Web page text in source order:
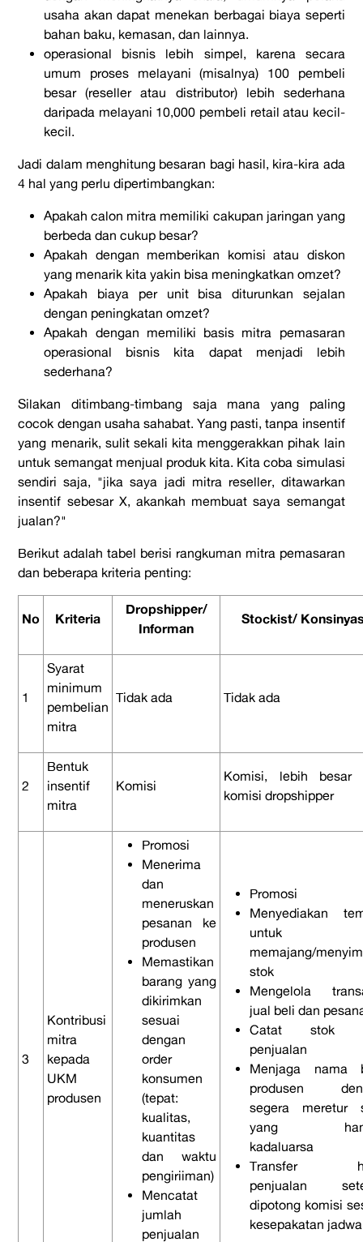
usaha akan dapat menekan berbagai biaya seperti
bahan baku, kemasan, dan lainnya.
operasional bisnis lebih simpel, karena secara
umum proses melayani (misalnya) 100 pembeli
besar (reseller atau distributor) lebih sederhana
daripada melayani 10,000 pembeli retail atau kecil-
kecil.
Jadi dalam menghitung besaran bagi hasil, kira-kira ada
4 hal yang perlu dipertimbangkan:
Apakah calon mitra memiliki cakupan jaringan yang
berbeda dan cukup besar?
Apakah dengan memberikan komisi atau diskon
yang menarik kita yakin bisa meningkatkan omzet?
Apakah biaya per unit bisa diturunkan sejalan
dengan peningkatan omzet?
Apakah dengan memiliki basis mitra pemasaran
operasional bisnis kita dapat menjadi lebih
sederhana?
Silakan ditimbang-timbang saja mana yang paling
cocok dengan usaha sahabat. Yang pasti, tanpa insentif
yang menarik, sulit sekali kita menggerakkan pihak lain
untuk semangat menjual produk kita. Kita coba simulasi
sendiri saja, "jika saya jadi mitra reseller, ditawarkan
insentif sebesar X, akankah membuat saya semangat
jualan?"
Berikut adalah tabel berisi rangkuman mitra pemasaran
dan beberapa kriteria penting:
No Kriteria
Dropshipper/
Informan
Stockist/
1
Syarat
minimum
pembelian
mitra
Tidak ada Tidak ada
2
Bentuk
insentif
mitra
Komisi
Komisi, lebih besar
komisi dropshipper
3
Kontribusi
mitra
kepada
UKM
produsen
Promosi
Menerima
dan
meneruskan
pesanan ke
produsen
Memastikan
barang yang
dikirimkan
sesuai
dengan
order
konsumen
(tepat:
kualitas,
kuantitas
dan waktu
pengiriiman)
Mencatat
jumlah
penjualan
Promosi
Menyediakan
untuk
memajang/
stok
Mengelola
jual beli dan
Catat stok
penjualan
Menjaga nama
produsen
segera meretur
yang
kadaluarsa
Transfer
penjualan
dipotong komisi
kesepakatan